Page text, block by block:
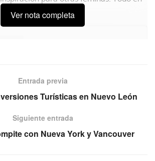
Ver nota completa
Entrada previa
Turísticas en Nuevo León
Siguiente entrada
con Nueva York y Vancouver